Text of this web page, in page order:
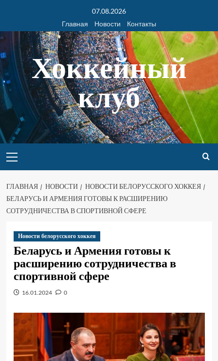
07.08.2026
Главная
Новости Контакты
Хоккейный
клуб
ГЛАВНАЯ НОВОСТИ
НОВОСТИ БЕЛОРУССКОГО ХОККЕЯ
БЕЛАРУСЬ И АРМЕНИЯ ГОТОВЫ К РАСШИРЕНИЮ
СОТРУДНИЧЕСТВА В СПОРТИВНОЙ СФЕРЕ
Новости белорусского хоккея
Беларусь и Армения готовы к
расширению сотрудничества в
спортивной сфере
16.01.2024 0